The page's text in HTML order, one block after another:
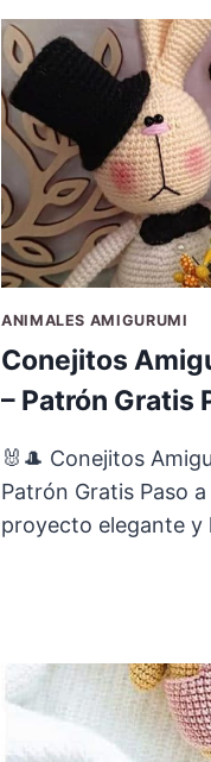
ANIMALES AMIGURUMI
Conejitos
– Patrón Gratis
🐰🎩 Conejitos
Patrón Gratis Paso a
proyecto elegante